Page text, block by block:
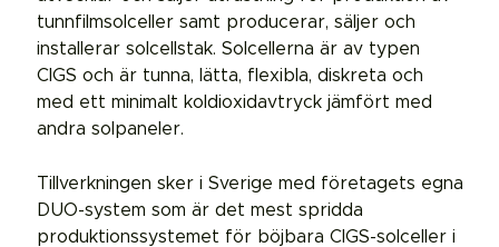
tunnfilmsolceller samt producerar, säljer och
installerar solcellstak. Solcellerna är av typen
CIGS och är tunna, lätta, flexibla, diskreta och
med ett minimalt koldioxidavtryck jämfört med
andra solpaneler.
Tillverkningen sker i Sverige med företagets egna
DUO-system som är det mest spridda
produktionssystemet för böjbara CIGS-solceller i